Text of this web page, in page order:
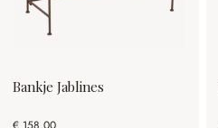
Bankje Jablines